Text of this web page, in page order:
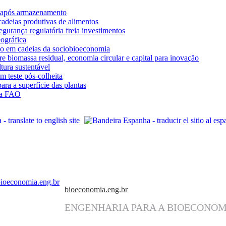
armazenamento
produtivas de alimentos
regulatória freia investimentos
em cadeias da sociobioeconomia
biomassa residual, economia circular e capital para inovação
sustentável
teste pós-colheita
a superfície das plantas
FAO
bioeconomia.eng.br
ENGENHARIA PARA A